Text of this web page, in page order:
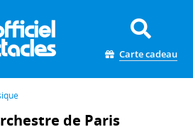
Carte cadeau
de Paris